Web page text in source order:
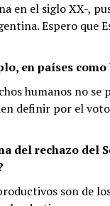
en el siglo XX-,
Espero que
en países
humanos no se
definir por el
del rechazo del
son de